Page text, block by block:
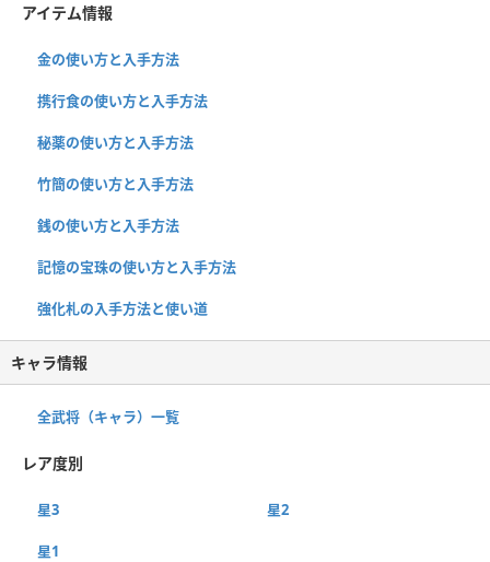
アイテム情報
金の使い方と入手方法
携行食の使い方と入手方法
秘薬の使い方と入手方法
竹簡の使い方と入手方法
銭の使い方と入手方法
記憶の宝珠の使い方と入手方法
強化札の入手方法と使い道
キャラ情報
全武将（キャラ）一覧
レア度別
星3 星2
星1